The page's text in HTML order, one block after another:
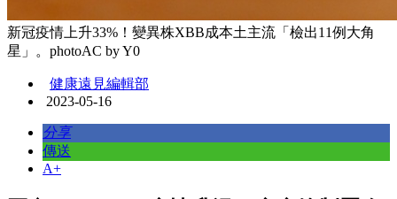
新冠疫情上升33%！變異株XBB成本土主流「檢出11例大角
星」。photoAC by Y0
健康遠見編輯部
2023-05-16
分享
傳送
A+